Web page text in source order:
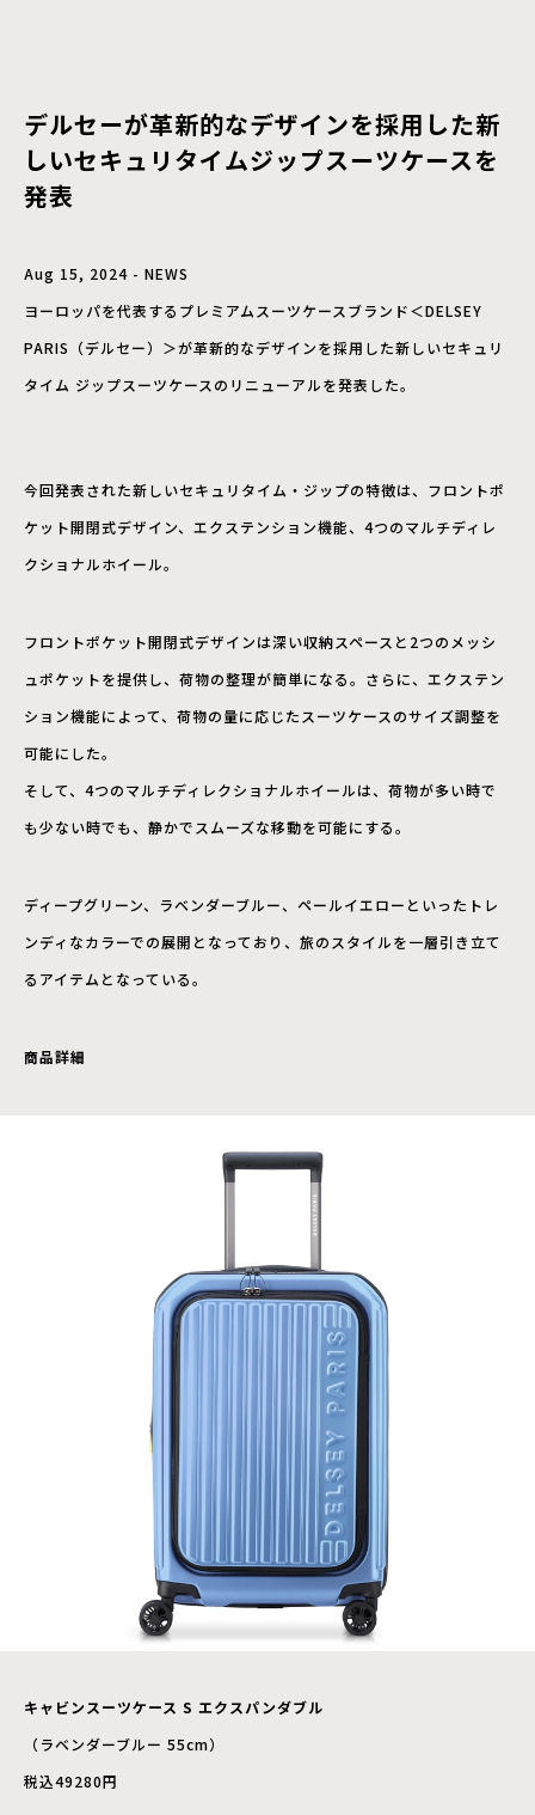
デルセーが革新的なデザインを採用した新
しいセキュリタイムジップスーツケースを
発表
Aug 15, 2024 - NEWS
ヨーロッパを代表するプレミアムスーツケースブランド＜DELSEY
PARIS（デルセー）＞が革新的なデザインを採用した新しいセキュリ
タイム ジップスーツケースのリニューアルを発表した。
今回発表された新しいセキュリタイム・ジップの特徴は、フロントポ
ケット開閉式デザイン、エクステンション機能、4つのマルチディレ
クショナルホイール。
フロントポケット開閉式デザインは深い収納スペースと2つのメッシ
ュポケットを提供し、荷物の整理が簡単になる。さらに、エクステン
ション機能によって、荷物の量に応じたスーツケースのサイズ調整を
可能にした。
そして、4つのマルチディレクショナルホイールは、荷物が多い時で
も少ない時でも、静かでスムーズな移動を可能にする。
ディープグリーン、ラベンダーブルー、ペールイエローといったトレ
ンディなカラーでの展開となっており、旅のスタイルを一層引き立て
るアイテムとなっている。
商品詳細
キャビンスーツケース S エクスパンダブル
（ラベンダーブルー 55cm）
税込49280円